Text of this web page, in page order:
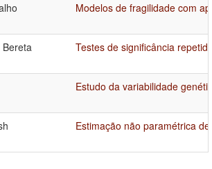
Modelos de fragilidade com
Bereta Testes de significância
Estudo da variabilidade
Estimação não paramétrica